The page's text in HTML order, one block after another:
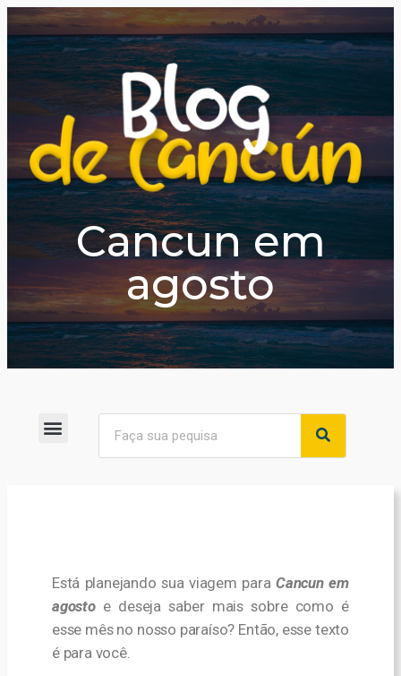
Cancun em
agosto
Está planejando sua viagem paraCancun em
agostoe deseja saber mais sobre como é
esse mês no nosso paraíso? Então, esse texto
é para você.